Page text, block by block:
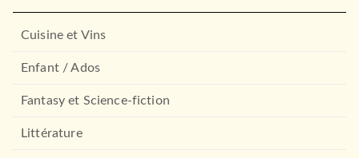
Cuisine et Vins
Enfant / Ados
Fantasy et Science-fiction
Littérature